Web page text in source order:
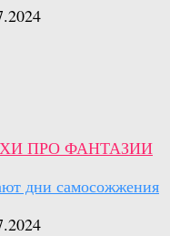
ПРО ФАНТАЗИИ
дни самосожжения